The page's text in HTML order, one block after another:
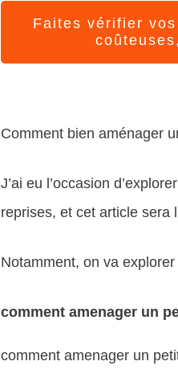
Faites vérifier
Comment bien aménager
J’ai eu l’occasion
reprises, et cet article sera
Notamment, on va
comment amenager un
comment amenager un